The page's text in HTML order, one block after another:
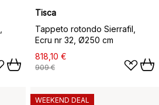
Tisca
Tappeto rotondo Sierrafil,
Ecru nr 32, Ø250 cm
818,10 €
909 €
WEEKEND DEAL